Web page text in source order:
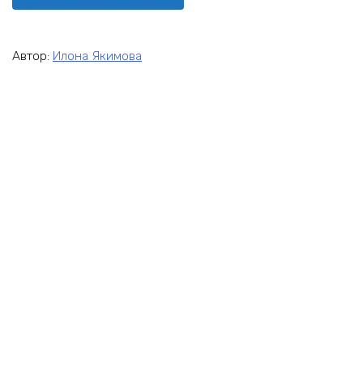
Автор: Илона Якимова